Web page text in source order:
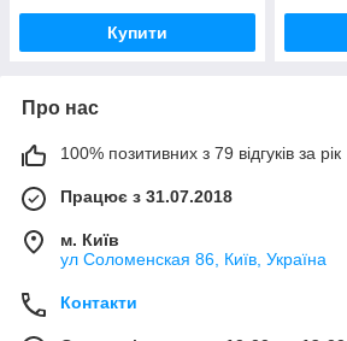
Купити
Про нас
100% позитивних з 79 відгуків за рік
Працює з 31.07.2018
м. Київ
ул Соломенская 86, Київ, Україна
Контакти